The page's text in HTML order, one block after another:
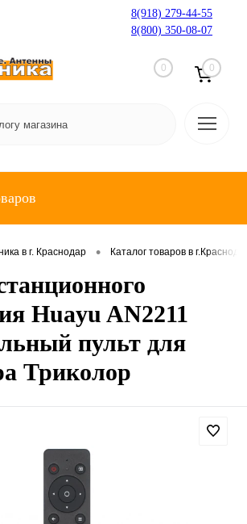
8(918) 279-44-55
8(800) 350-08-07
0 0
в г. Краснодар • Каталог товаров в
Huayu AN2211
пульт для
Триколор